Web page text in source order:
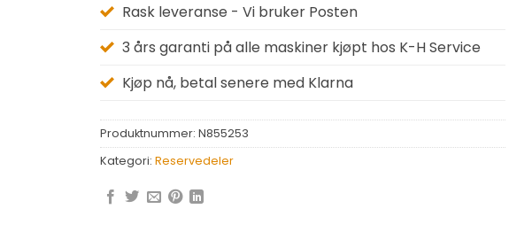
Rask leveranse - Vi bruker Posten
3 års garanti på alle maskiner kjøpt hos K-H Service
Kjøp nå, betal senere med Klarna
Produktnummer: N855253
Kategori: Reservedeler